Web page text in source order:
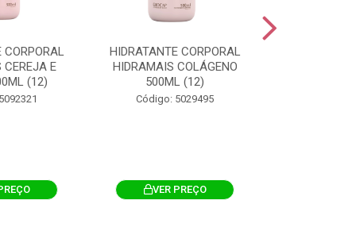
CORPORAL
CEREJA E
(12)
HIDRATANTE CORPORAL
HIDRAMAIS COLÁGENO
500ML (12)
Código: 5029495
VER PREÇO